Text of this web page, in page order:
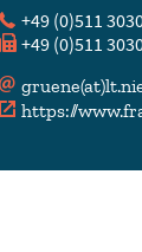
+49 (0)511
+49 (0)511
https://